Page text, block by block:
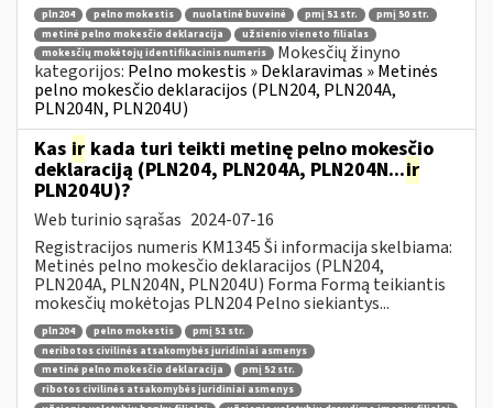
pln204 pelno mokestis nuolatinė buveinė pmį 51 str.
pmį 50 str.
metinė pelno mokesčio deklaracija
užsienio vieneto filialas
mokesčių mokėtojų identifikacinis numeris
Mokesčių žinyno
kategorijos: Pelno mokestis » Deklaravimas » Metinės
pelno mokesčio deklaracijos (PLN204, PLN204A,
PLN204N, PLN204U)
Kas ir kada turi teikti metinę pelno mokesčio
deklaraciją (PLN204, PLN204A, PLN204N...ir
PLN204U)?
Web turinio sąrašas 2024-07-16
Registracijos numeris KM1345 Ši informacija skelbiama:
Metinės pelno mokesčio deklaracijos (PLN204,
PLN204A, PLN204N, PLN204U) Forma Formą teikiantis
mokesčių mokėtojas PLN204 Pelno siekiantys...
pln204 pelno mokestis
pmį 51 str.
neribotos civilinės atsakomybės juridiniai asmenys
metinė pelno mokesčio deklaracija
pmį 52 str.
ribotos civilinės atsakomybės juridiniai asmenys